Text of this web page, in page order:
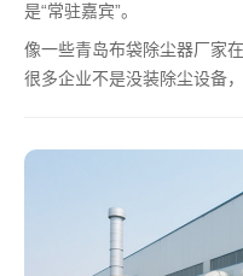
是“常驻嘉宾”。
像一些青岛布袋除尘器厂家
很多企业不是没装除尘设备，